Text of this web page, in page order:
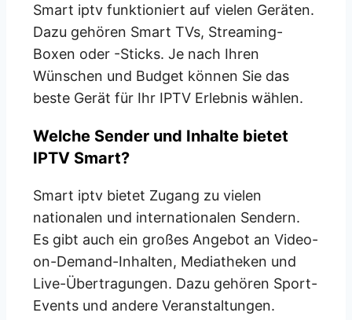
Smart iptv funktioniert auf vielen Geräten.
Dazu gehören Smart TVs, Streaming-
Boxen oder -Sticks. Je nach Ihren
Wünschen und Budget können Sie das
beste Gerät für Ihr IPTV Erlebnis wählen.
Welche Sender und Inhalte bietet
IPTV Smart?
Smart iptv bietet Zugang zu vielen
nationalen und internationalen Sendern.
Es gibt auch ein großes Angebot an Video-
on-Demand-Inhalten, Mediatheken und
Live-Übertragungen. Dazu gehören Sport-
Events und andere Veranstaltungen.